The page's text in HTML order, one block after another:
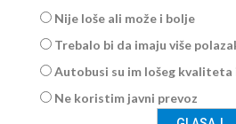
Nije loše ali može i bolje
Trebalo bi da imaju više
Autobusi su im lošeg kvaliteta
Ne koristim javni prevoz